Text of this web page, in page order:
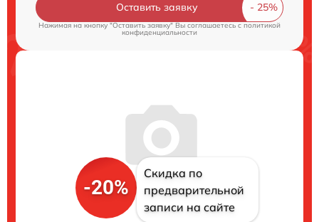
Оставить заявку
Нажимая на кнопку "Оставить заявку" Вы соглашаетесь c политикой
конфиденциальности
-20%
Скидка по
предварительной
записи на сайте